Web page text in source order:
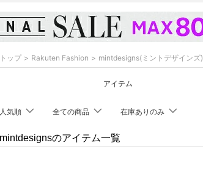
トップ Rakuten Fashion mintdesigns(ミントデザインズ)
アイテム
人気順 全ての商品 在庫ありのみ
mintdesignsのアイテム一覧